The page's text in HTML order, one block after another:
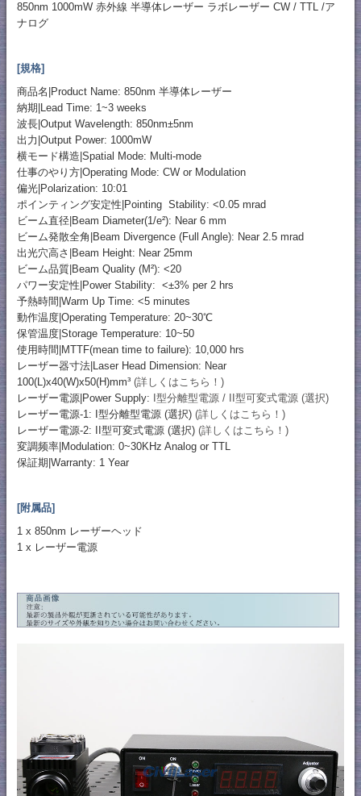
850nm 1000mW 赤外線 半導体レーザー ラボレーザー CW / TTL /ア
ナログ
[規格]
商品名|Product Name: 850nm 半導体レーザー
納期|Lead Time: 1~3 weeks
波長|Output Wavelength: 850nm±5nm
出力|Output Power: 1000mW
横モード構造|Spatial Mode: Multi-mode
仕事のやり方|Operating Mode: CW or Modulation
偏光|Polarization: 10:01
ポインティング安定性|Pointing Stability: <0.05 mrad
ビーム直径|Beam Diameter(1/e²): Near 6 mm
ビーム発散全角|Beam Divergence (Full Angle): Near 2.5 mrad
出光穴高さ|Beam Height: Near 25mm
ビーム品質|Beam Quality (M²): <20
パワー安定性|Power Stability: <±3% per 2 hrs
予熱時間|Warm Up Time: <5 minutes
動作温度|Operating Temperature: 20~30℃
保管温度|Storage Temperature: 10~50
使用時間|MTTF(mean time to failure): 10,000 hrs
レーザー器寸法|Laser Head Dimension: Near
100(L)x40(W)x50(H)mm³ (詳しくはこちら！)
レーザー電源|Power Supply: I型分離型電源 / II型可変式電源 (選択)
レーザー電源-1: I型分離型電源 (選択) (詳しくはこちら！)
レーザー電源-2: II型可変式電源 (選択) (詳しくはこちら！)
変調频率|Modulation: 0~30KHz Analog or TTL
保証期|Warranty: 1 Year
[附属品]
1 x 850nm レーザーヘッド
1 x レーザー電源